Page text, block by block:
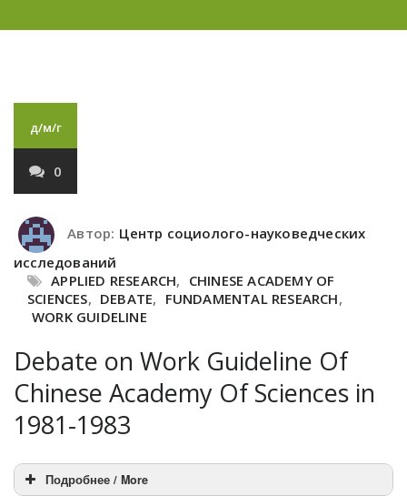
д/м/г
0
Автор: Центр социолого-науковедческих
исследований
APPLIED RESEARCH, CHINESE ACADEMY OF
SCIENCES, DEBATE, FUNDAMENTAL RESEARCH,
WORK GUIDELINE
Debate on Work Guideline Of
Chinese Academy Of Sciences in
1981-1983
Подробнее / More